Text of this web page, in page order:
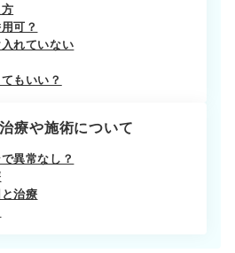
可？
れていない
もいい？
療や施術について
異常なし？
治療